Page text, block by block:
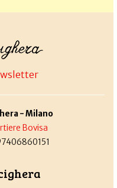
- Milano
Bovisa